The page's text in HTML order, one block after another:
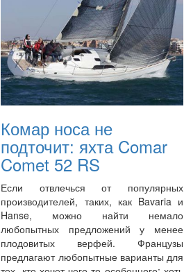
Комар носа не
подточит: яхта Comar
Comet 52 RS
Если отвлечься от популярных
производителей, таких, как Bavaria и
Hanse, можно найти немало
любопытных предложений у менее
плодовитых верфей. Французы
предлагают любопытные варианты для